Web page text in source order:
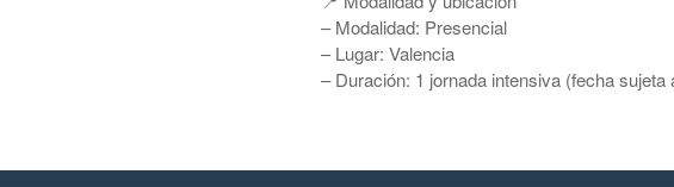
– Modalidad: Presencial
– Lugar: Valencia
– Duración: 1 jornada intensiva (fecha sujeta